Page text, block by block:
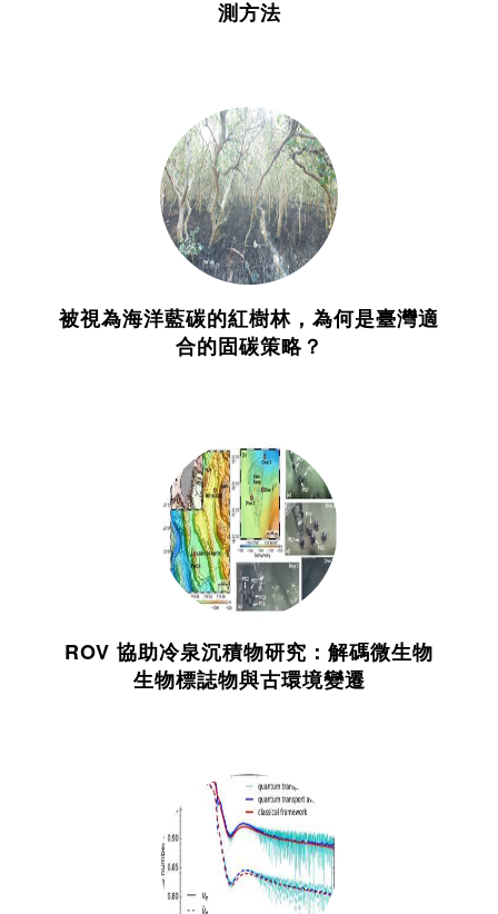
測方法
被視為海洋藍碳的紅樹林，為何是臺灣適
合的固碳策略？
ROV 協助冷泉沉積物研究：解碼微生物
生物標誌物與古環境變遷